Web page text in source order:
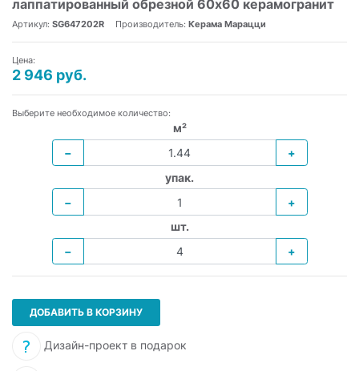
лаппатированный обрезной 60х60 керамогранит
Артикул: SG647202R Производитель: Керама Марацци
Цена:
2 946 руб.
Выберите необходимое количество:
м²
−
+
упак.
−
+
шт.
−
+
ДОБАВИТЬ В КОРЗИНУ
Дизайн-проект в подарок